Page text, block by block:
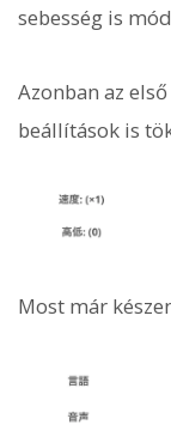
sebesség is
Azonban az
beállítások is
Most már